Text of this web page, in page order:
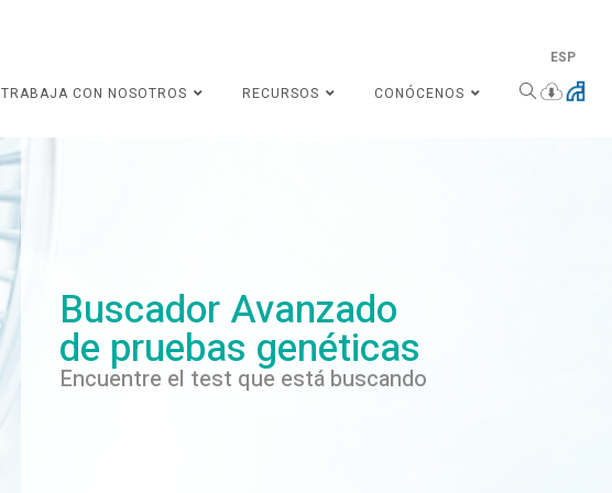
ESP
TRABAJA CON NOSOTROS RECURSOS CONÓCENOS
Buscador Avanzado
de pruebas genéticas
Encuentre el test que está buscando